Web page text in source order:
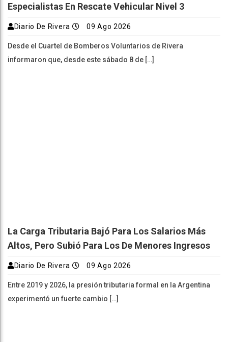
Especialistas En Rescate Vehicular Nivel 3
Diario De Rivera 09 Ago 2026
Desde el Cuartel de Bomberos Voluntarios de Rivera
informaron que, desde este sábado 8 de […]
La Carga Tributaria Bajó Para Los Salarios Más
Altos, Pero Subió Para Los De Menores Ingresos
Diario De Rivera 09 Ago 2026
Entre 2019 y 2026, la presión tributaria formal en la Argentina
experimentó un fuerte cambio […]